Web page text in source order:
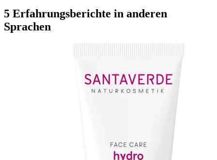
5 Erfahrungsberichte in anderen
Sprachen